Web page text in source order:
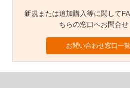
新規または追加購入等に関して
ちらの窓口へお問合せ
お問い合わせ窓口一